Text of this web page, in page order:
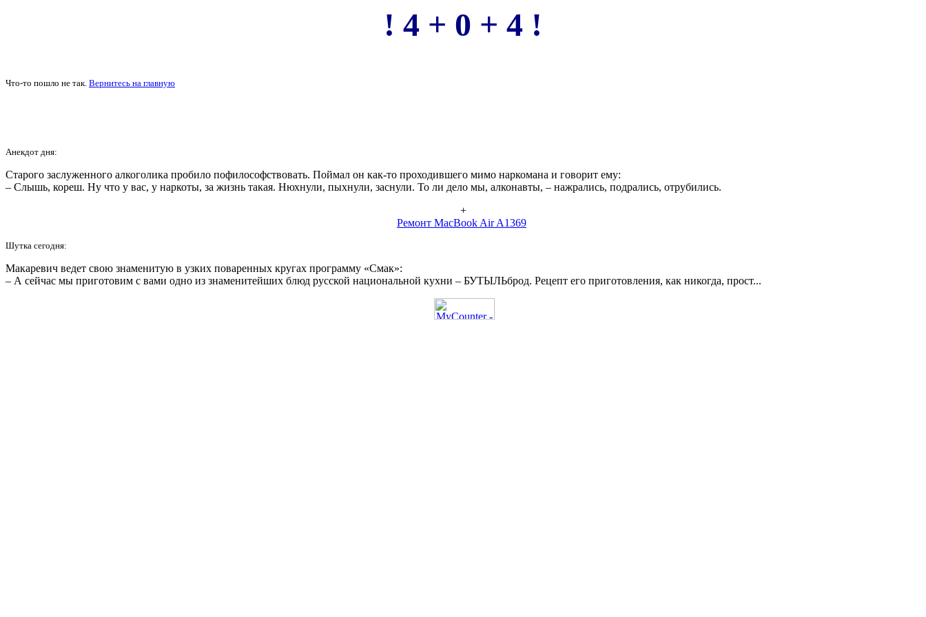
! 4 + 0 + 4 !
Что-то пошло не так. Вернитесь на главную
Анекдот дня:
Старого заслуженного алкоголика пробило пофилософствовать. Поймал он как-то проходившего мимо наркомана и говорит ему:
– Слышь, кореш. Hу что у вас, у наркоты, за жизнь такая. Hюхнули, пыхнули, заснули. То ли дело мы, алконавты, – нажрались, подрались, отрубились.
+
Ремонт MacBook Air A1369
Шутка сегодня:
Макаревич ведет свою знаменитую в узких поваренных кругах программу «Смак»:
– А сейчас мы приготовим с вами одно из знаменитейших блюд русской национальной кухни – БУТЫЛЬброд. Рецепт его приготовления, как никогда, прост...